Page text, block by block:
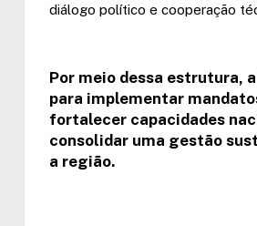
diálogo político e cooperação
Por meio dessa estrutura,
para implementar
fortalecer capacidades
consolidar uma gestão
a região.